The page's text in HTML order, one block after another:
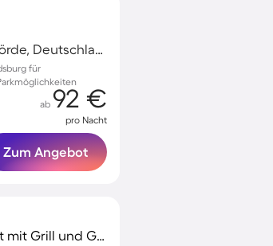
Osterrönfeld, Rendsburg-Eckernförde, Deutschland
für
ab 92 €
pro Nacht
Zum Angebot
Voll ausgestattetes tolles Apartment mit Grill und Garten